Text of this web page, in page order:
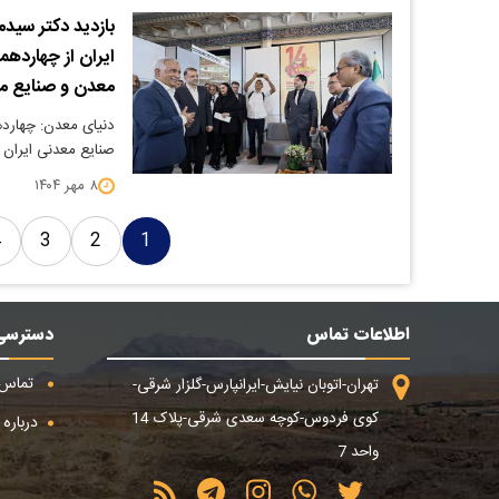
بازدید دکتر
ایران از
معدن و صنایع
دنیای معدن:
صنایع معدنی ایران از ۸ تا ۱۱ مهر با
۸ مهر ۱۴۰۴
1
2
3
اطلاعات تماس
تهران-اتوبان نیایش-ایرانپارس-گلزار شرقی-
کوی فردوس-کوچه سعدی شرقی-پلاک 14
واحد 7
تماس